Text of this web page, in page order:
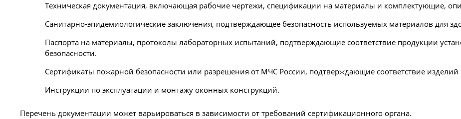
Техническая документация, включающая рабочие чертежи, спецификации на материалы и комплектующие,
Санитарно-эпидемиологические заключения, подтверждающее безопасность используемых материалов для
Паспорта на материалы, протоколы лабораторных испытаний, подтверждающие соответствие продукции
безопасности.
Сертификаты пожарной безопасности или разрешения от МЧС России, подтверждающие соответствие
Инструкции по эксплуатации и монтажу оконных конструкций.
Перечень документации может варьироваться в зависимости от требований сертификационного органа.